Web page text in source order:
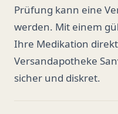
Prüfung kann eine
werden. Mit einem
Ihre Medikation
Versandapotheke
sicher und diskret.